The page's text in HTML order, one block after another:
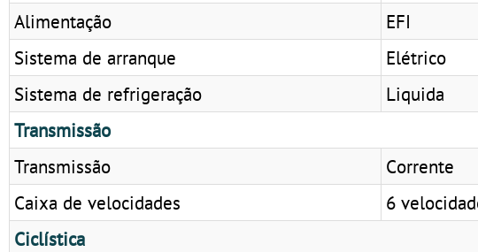
Alimentação
EFI
Sistema de arranque
Elétrico
Sistema de refrigeração
Liquida
Transmissão
Transmissão
Corrente
Caixa de velocidades
6
Ciclística